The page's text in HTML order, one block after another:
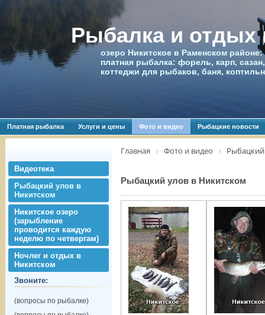
Рыбалка и отдых
озеро Никитское в Раменском
платная рыбалка: форель, карп,
коттеджи для рыбаков, баня,
Платная рыбалка Услуги и цены Фото и видео Рыбацкие новости
Видеотека
Рыбацкий улов в
Никитском
Никитское озеро
(зарыбление
проводится каждую
неделю по четвергам)
Ночлег и отдых в
Никитском
Звоните:
(вопросы по рыбалке)
Главная Фото и видео
Рыбацкий улов в Никитском